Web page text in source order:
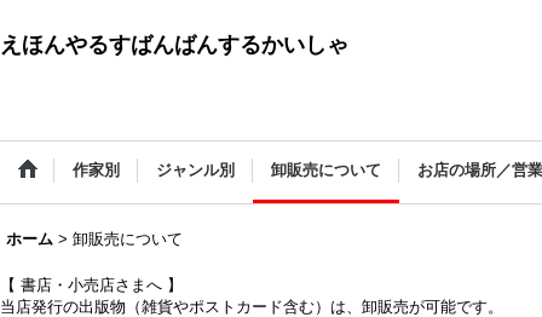
えほんやるすばんばんするかいしゃ
作家別 ジャンル別 卸販売について お店の場所／営
ホーム > 卸販売について
【 書店・小売店さまへ 】
当店発行の出版物（雑貨やポストカード含む）は、卸販売が可能です。